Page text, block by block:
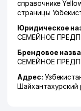
справочнике
страницы
Юридическое
СЕМЕЙНОЕ
Брендовое
СЕМЕЙНОЕ
Адрес:
Шайхантахурский